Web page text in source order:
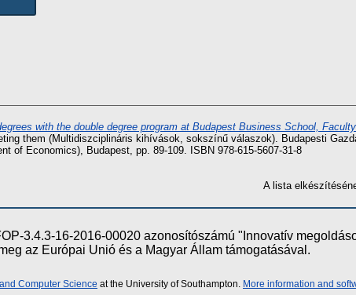
with the double degree program at Budapest Business School,
them (Multidiszciplináris kihívások, sokszínű válaszok). Budapesti
of Economics), Budapest, pp. 89-109. ISBN 978-615-5607-31-8
A lista
3.4.3-16-2016-00020 azonosítószámú "Innovatív
az Európai Unió és a Magyar Állam támogatásával.
Computer Science at the University of Southampton. More information and